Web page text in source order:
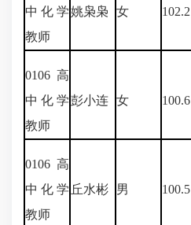
中化学
教师
姚枭枭 女 102.2
0106 高
中化学
教师
彭小连 女 100.6
0106 高
中化学
教师
丘水彬 男 100.5